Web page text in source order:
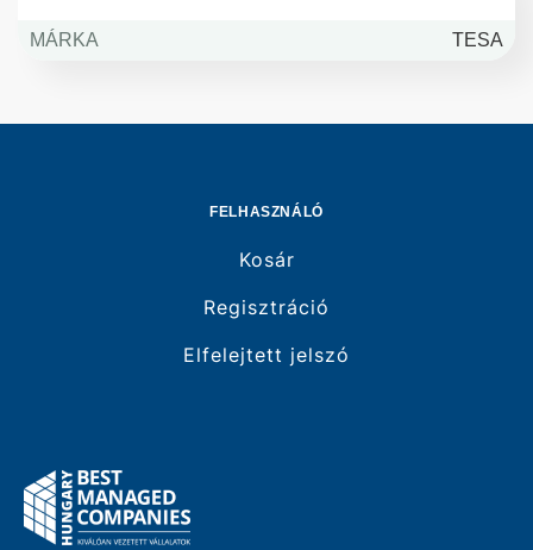
MÁRKA TESA
FELHASZNÁLÓ
Kosár
Regisztráció
Elfelejtett jelszó